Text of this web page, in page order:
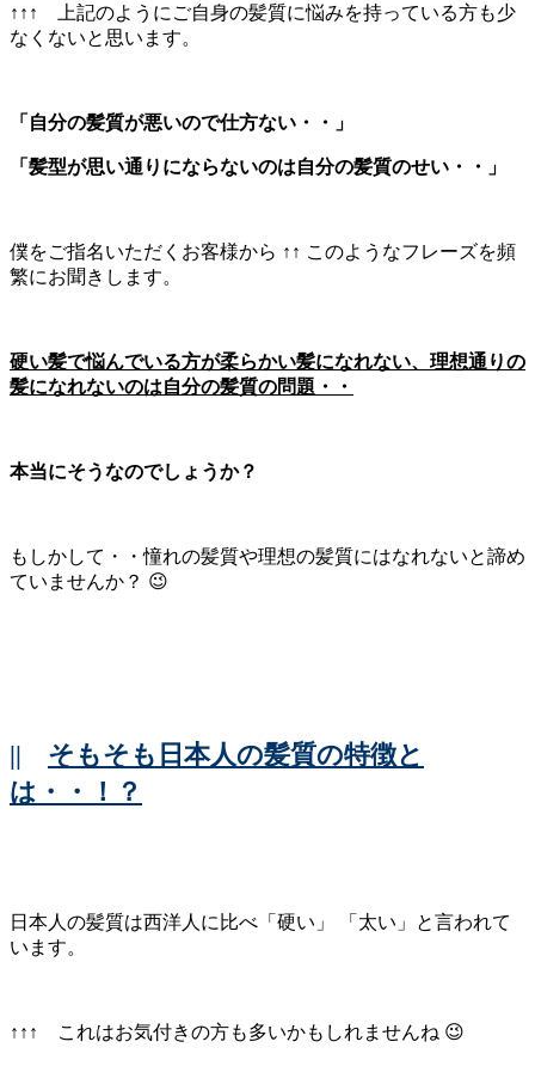
↑↑↑ 上記のようにご自身の髪質に悩みを持っている方も少
なくないと思います。
「自分の髪質が悪いので仕方ない・・」
「髪型が思い通りにならないのは自分の髪質のせい・・」
僕をご指名いただくお客様から ↑↑ このようなフレーズを頻
繁にお聞きします。
硬い髪で悩んでいる方が柔らかい髪になれない、理想通りの
髪になれないのは自分の髪質の問題・・
本当にそうなのでしょうか？
もしかして・・憧れの髪質や理想の髪質にはなれないと諦め
ていませんか？ 😉
|| そもそも日本人の髪質の特徴と
は・・！？
日本人の髪質は西洋人に比べ「硬い」 「太い」と言われて
います。
↑↑↑ これはお気付きの方も多いかもしれませんね 😉